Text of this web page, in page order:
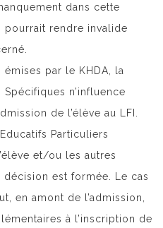
dans cette
pourrait rendre invalide
par le KHDA, la
n’influence
de l’élève au LFI.
Particuliers
et/ou les autres
est formée. Le cas
en amont de l’admission,
à l’inscription de